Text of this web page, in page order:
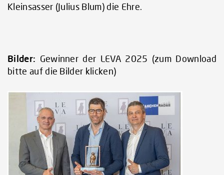
Kleinsasser (Julius Blum) die Ehre.
Bilder: Gewinner der LEVA 2025 (zum Download
bitte auf die Bilder klicken)